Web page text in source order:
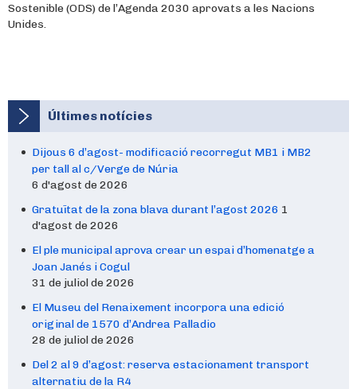
Sostenible (ODS) de l’Agenda 2030 aprovats a les Nacions
Unides.
Últimes notícies
Dijous 6 d’agost- modificació recorregut MB1 i MB2
per tall al c/Verge de Núria
6 d'agost de 2026
Gratuïtat de la zona blava durant l’agost 2026 1
d'agost de 2026
El ple municipal aprova crear un espai d’homenatge a
Joan Janés i Cogul
31 de juliol de 2026
El Museu del Renaixement incorpora una edició
original de 1570 d’Andrea Palladio
28 de juliol de 2026
Del 2 al 9 d’agost: reserva estacionament transport
alternatiu de la R4